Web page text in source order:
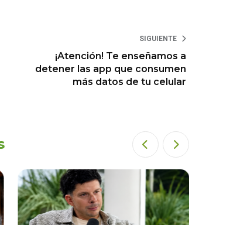
SIGUIENTE
¡Atención! Te enseñamos a
detener las app que consumen
más datos de tu celular